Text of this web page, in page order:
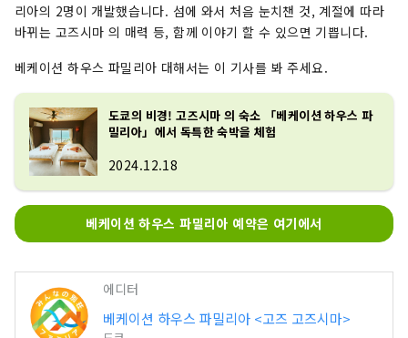
리아의 2명이 개발했습니다. 섬에 와서 처음 눈치챈 것, 계절에 따라
바뀌는 고즈시마 의 매력 등, 함께 이야기 할 수 있으면 기쁩니다.
베케이션 하우스 파밀리아 대해서는 이 기사를 봐 주세요.
도쿄의 비경! 고즈시마 의 숙소 「베케이션 하우스 파
밀리아」에서 독특한 숙박을 체험
2024.12.18
베케이션 하우스 파밀리아 예약은 여기에서
에디터
베케이션 하우스 파밀리아 <고즈 고즈시마>